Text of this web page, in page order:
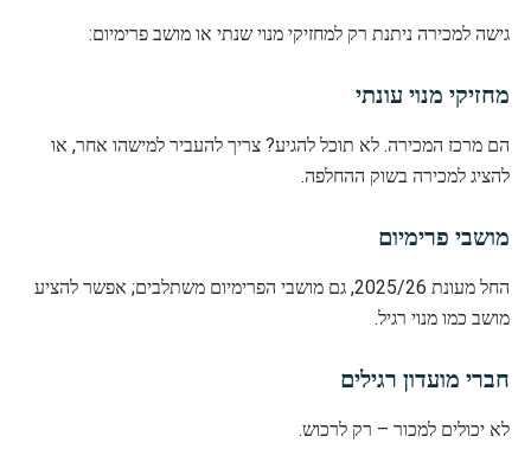
גישה למכירה ניתנת רק למחזיקי מנוי שנתי או מושב פרימיום:
מחזיקי מנוי עונתי
הם מרכז המכירה. לא תוכל להגיע? צריך להעביר למישהו אחר, או
להציג למכירה בשוק ההחלפה.
מושבי פרימיום
החל מעונת 2025/26, גם מושבי הפרימיום משתלבים; אפשר להציע
מושב כמו מנוי רגיל.
חברי מועדון רגילים
לא יכולים למכור – רק לרכוש.